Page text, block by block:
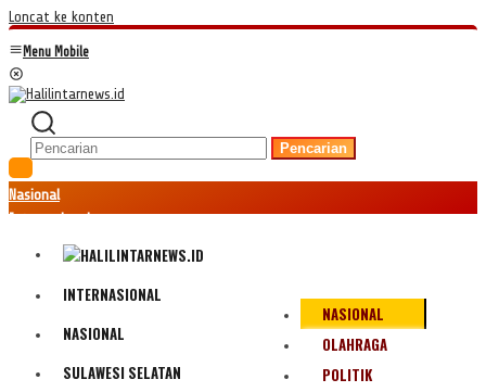
Loncat ke konten
Menu Mobile
Pencarian
Nasional
Internasional
Politik
INTERNASIONAL
NASIONAL
SULAWESI SELATAN
NASIONAL
OLAHRAGA
POLITIK